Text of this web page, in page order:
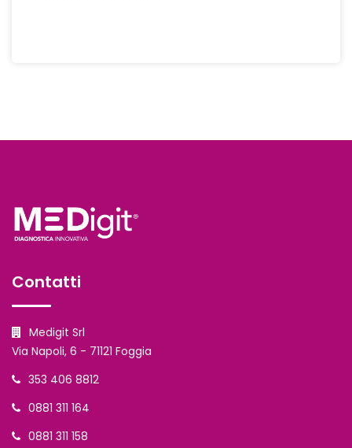
Contatti
Medigit Srl
Via Napoli, 6 - 71121 Foggia
353 406 8812
0881 311 164
0881 311 158